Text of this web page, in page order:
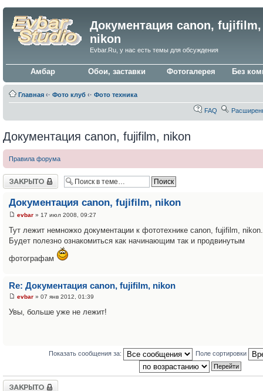
Документация canon, fujifilm,
nikon
Evbar.Ru, у нас есть темы для обсуждения
Амбар Обои, заставки Фотогалерея Без
Главная ‹· Фото клуб ‹· Фото техника
FAQ
Документация canon, fujifilm, nikon
Правила форума
Закрыто
Документация canon, fujifilm, nikon
evbar » 17 июл 2008, 09:27
Тут лежит немножко документации к фототехнике canon, fujifilm, nikon.
Будет полезно ознакомиться как начинающим так и продвинутым
фотографам
Re: Документация canon, fujifilm, nikon
evbar » 07 янв 2012, 01:39
Увы, больше уже не лежит!
Показать сообщения за: Поле сортировки
Закрыто